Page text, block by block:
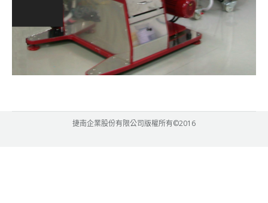
捷南企業股份有限公司版權所有©2016